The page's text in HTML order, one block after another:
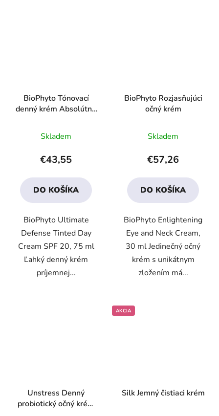
BioPhyto Tónovací
denný krém Absolútna
hodnotenie
produktu
je
3,5
z
hviezdičiek.
Skladem
€43,55
DO KOŠÍKA
BioPhyto Ultimate
Defense Tinted Day
Cream SPF 20, 75 ml
Ľahký denný krém
príjemnej...
BioPhyto Rozjasňujúci
očný krém
hodnotenie
produktu
je
3,8
z
hviezdičiek.
Skladem
€57,26
DO KOŠÍKA
BioPhyto Enlightening
Eye and Neck Cream,
30 ml Jedinečný očný
krém s unikátnym
zložením má...
Unstress Denný
probiotický očný krém
AKCIA
Silk Jemný čistiaci krém